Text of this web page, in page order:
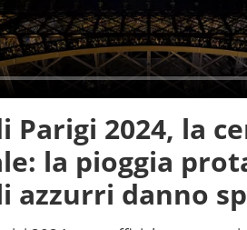
Parigi 2024, la
la pioggia
azzurri danno